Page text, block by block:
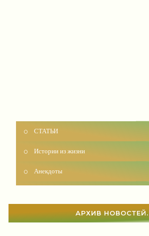
Истории из жизни
Анекдоты
Красота
Наши дети АРХИВ НОВОСТЕЙ.